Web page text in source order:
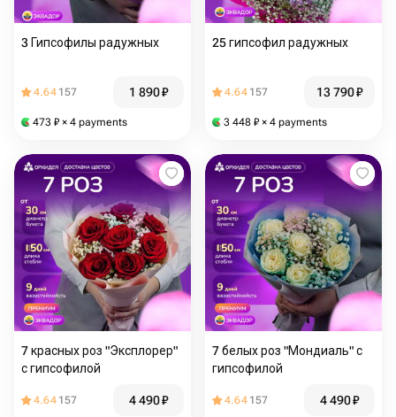
3 Гипсофилы радужных
4.64 157 1 890₽
473 ₽ × 4 payments
25 гипсофил радужных
4.64 157 13 790₽
3 448 ₽ × 4 payments
7 красных роз "Эксплорер"
с гипсофилой
4.64 157 4 490₽
7 белых роз "Мондиаль" с
гипсофилой
4.64 157 4 490₽